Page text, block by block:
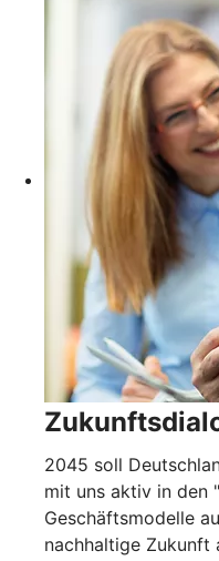
2045 soll
mit uns aktiv in den
Geschäftsmodelle
nachhaltige Zukunft